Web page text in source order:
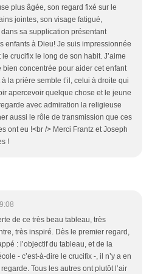
plus âgée, son regard fixé sur le
jointes, son visage fatigué,
sa supplication présentant
enfants à Dieu! Je suis impressionnée
crucifix le long de son habit. J’aime
bien concentrée pour aider cet enfant
la prière semble t’il, celui à droite qui
apercevoir quelque chose et le jeune
avec admiration la religieuse
aussi le rôle de transmission que ces
ont eu !<br /> Merci Frantz et Joseph
!
de ce très beau tableau, très
très inspiré. Dès le premier regard,
: l’objectif du tableau, et de la
- c’est-à-dire le crucifix -, il n’y a en
Tous les autres ont plutôt l’air